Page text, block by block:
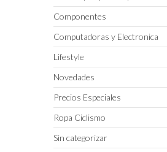
Componentes
Computadoras y Electronica
Lifestyle
Novedades
Precios Especiales
Ropa Ciclismo
Sin categorizar